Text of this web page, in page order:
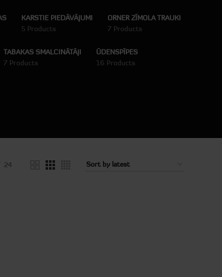
KARSTIE PIEDĀVĀJUMI
5 Products
ORNER ZĪMOLA TRAUKI
7 Products
TABAKAS SMALCINĀTĀJI
7 Products
ŪDENSPĪPES
16 Products
24